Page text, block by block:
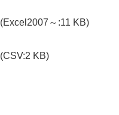
(Excel2007～:11 KB)
(CSV:2 KB)